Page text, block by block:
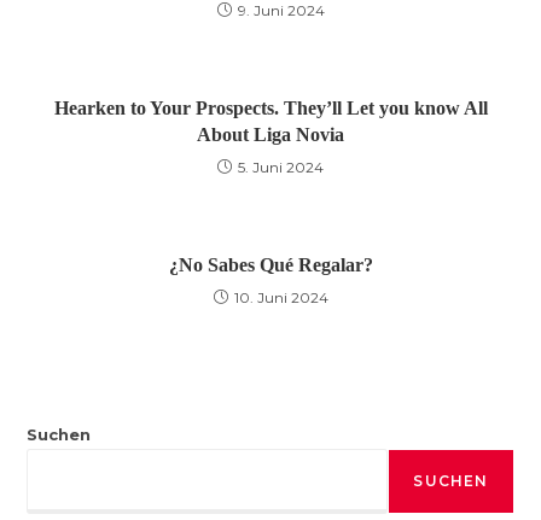
9. Juni 2024
Hearken to Your Prospects. They’ll Let you know All
About Liga Novia
5. Juni 2024
¿No Sabes Qué Regalar?
10. Juni 2024
Suchen
SUCHEN